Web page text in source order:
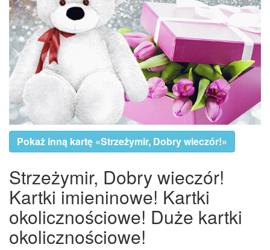
Pokaż inną kartę «Strzeżymir, Dobry wieczór!»
Strzeżymir, Dobry wieczór!
Kartki imieninowe! Kartki
okolicznościowe! Duże kartki
okolicznościowe!